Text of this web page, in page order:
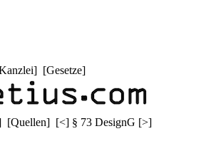
] [Gesetze]
[Quellen] [<] § 73 DesignG [>]